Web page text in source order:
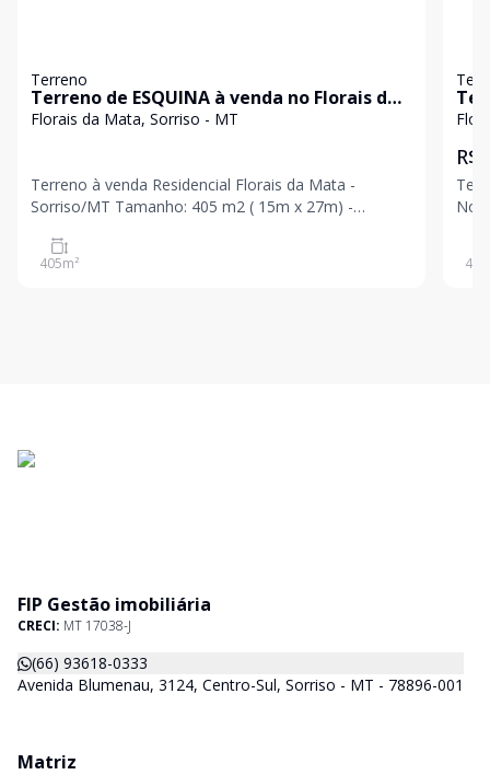
Terreno
Terreno de ESQUINA à venda no Florais da
Mata
Florais da Mata, Sorriso - MT
Terreno à venda Residencial Florais da Mata -
Sorriso/MT Tamanho: 405 m2 ( 15m x 27m) -
veículo de menor valor no negócio na tabela FIPE
405m²
R$
405
FIP Gestão imobiliária
CRECI: MT 17038-J
(66) 93618-0333
Avenida Blumenau, 3124, Centro-Sul, Sorriso - MT - 78896-001
Matriz